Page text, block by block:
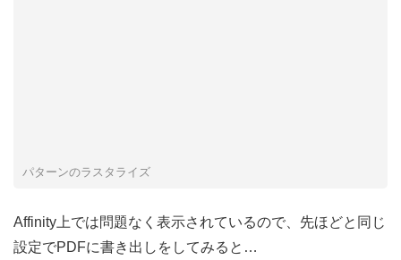
パターンのラスタライズ
Affinity上では問題なく表示されているので、先ほどと同じ
設定でPDFに書き出しをしてみると…